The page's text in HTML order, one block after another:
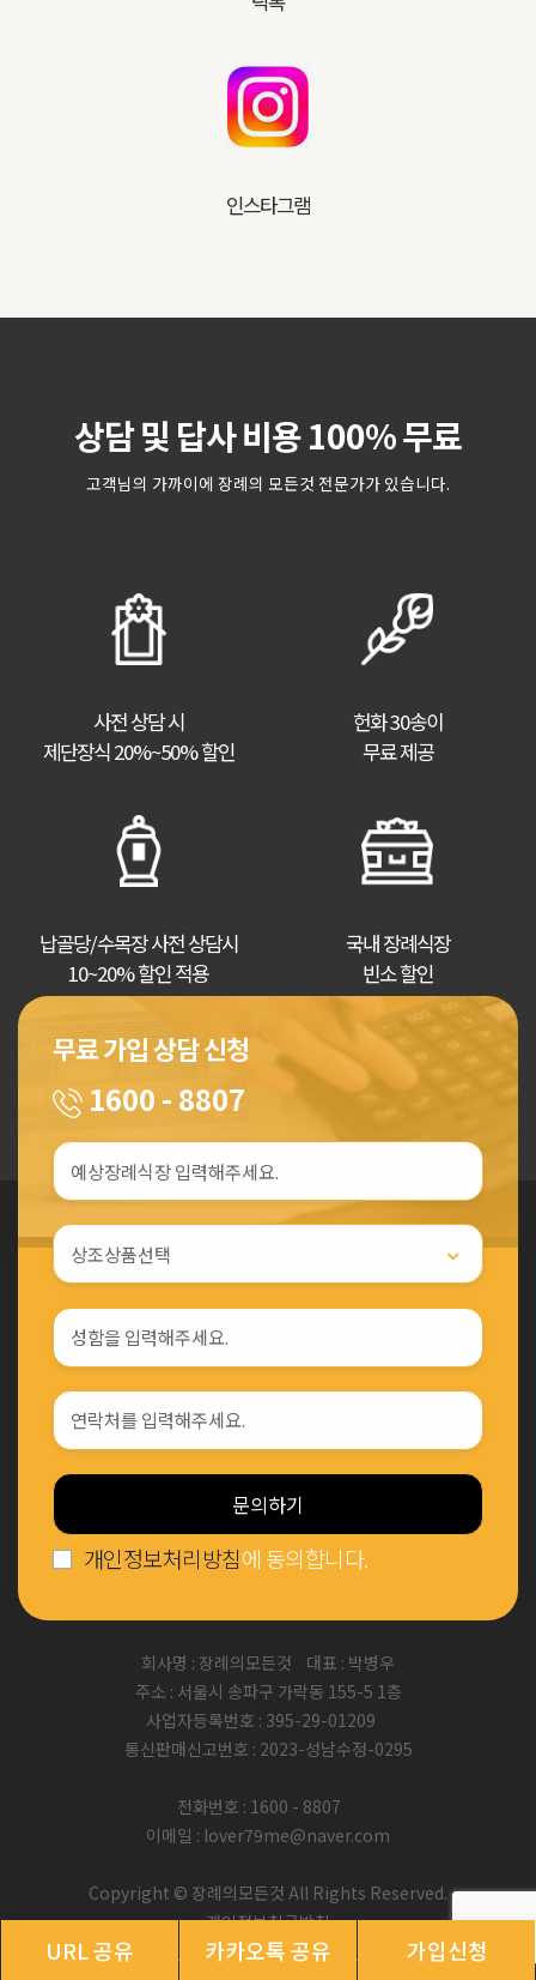
URL 공유 카카오톡 공유 가입신청
인스타그램
상담 및 답사 비용 100% 무료
고객님의 가까이에 장례의 모든것 전문가가 있습니다.
사전 상담 시
제단장식 20%~50% 할인
헌화 30송이
무료 제공
납골당/수목장 사전 상담시
10~20% 할인 적용
국내 장례식장
빈소 할인
무료 가입 상담 신청
1600 - 8807
문의하기
개인정보처리방침에 동의합니다.
회사명 : 장례의모든것 대표 : 박병우
주소 : 서울시 송파구 가락동 155-5 1층
사업자등록번호 : 395-29-01209
통신판매신고번호 : 2023-성남수정-0295
전화번호 : 1600 - 8807
이메일 : lover79me@naver.com
Copyright © 장례의모든것 All Rights Reserved.
개인정보취급방침